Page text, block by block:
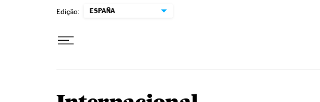
Edição: ESPAÑA